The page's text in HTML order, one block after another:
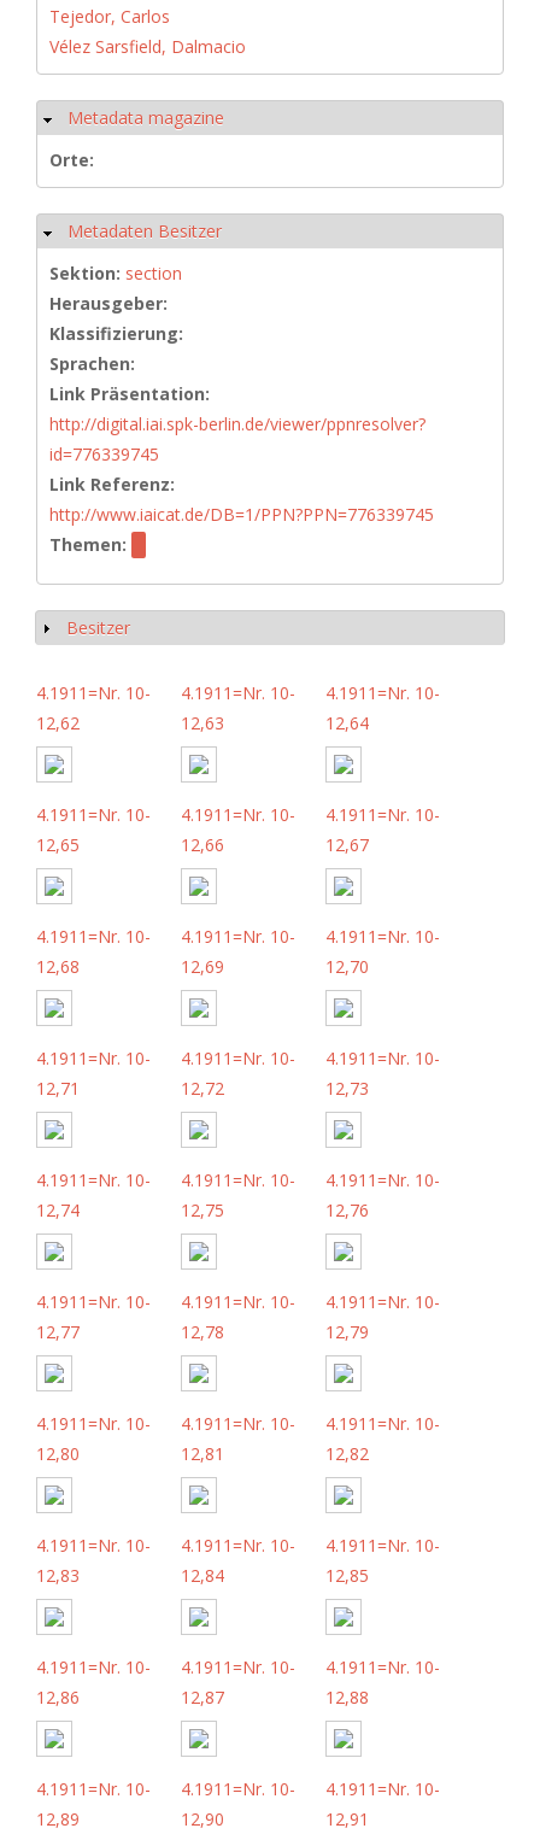
Tejedor, Carlos
Vélez Sarsfield, Dalmacio
Ausblenden
Metadata magazine
Orte:
Ausblenden
Metadaten Besitzer
Sektion: section
Herausgeber:
Klassifizierung:
Sprachen:
Link Präsentation:
http://digital.iai.spk-berlin.de/viewer/ppnresolver?
id=776339745
Link Referenz:
http://www.iaicat.de/DB=1/PPN?PPN=776339745
Themen:
Anzeigen
Besitzer
4.1911=Nr. 10-
12,62
4.1911=Nr. 10-
12,63
4.1911=Nr. 10-
12,64
4.1911=Nr. 10-
12,65
4.1911=Nr. 10-
12,66
4.1911=Nr. 10-
12,67
4.1911=Nr. 10-
12,68
4.1911=Nr. 10-
12,69
4.1911=Nr. 10-
12,70
4.1911=Nr. 10-
12,71
4.1911=Nr. 10-
12,72
4.1911=Nr. 10-
12,73
4.1911=Nr. 10-
12,74
4.1911=Nr. 10-
12,75
4.1911=Nr. 10-
12,76
4.1911=Nr. 10-
12,77
4.1911=Nr. 10-
12,78
4.1911=Nr. 10-
12,79
4.1911=Nr. 10-
12,80
4.1911=Nr. 10-
12,81
4.1911=Nr. 10-
12,82
4.1911=Nr. 10-
12,83
4.1911=Nr. 10-
12,84
4.1911=Nr. 10-
12,85
4.1911=Nr. 10-
12,86
4.1911=Nr. 10-
12,87
4.1911=Nr. 10-
12,88
4.1911=Nr. 10-
12,89
4.1911=Nr. 10-
12,90
4.1911=Nr. 10-
12,91